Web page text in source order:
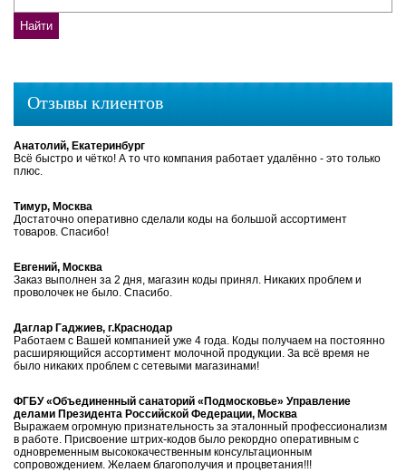
Отзывы клиентов
Анатолий, Екатеринбург
Всё быстро и чётко! А то что компания работает удалённо - это только
плюс.
Тимур, Москва
Достаточно оперативно сделали коды на большой ассортимент
товаров. Спасибо!
Евгений, Москва
Заказ выполнен за 2 дня, магазин коды принял. Никаких проблем и
проволочек не было. Спасибо.
Даглар Гаджиев, г.Краснодар
Работаем с Вашей компанией уже 4 года. Коды получаем на постоянно
расширяющийся ассортимент молочной продукции. За всё время не
было никаких проблем с сетевыми магазинами!
ФГБУ «Объединенный санаторий «Подмосковье» Управление
делами Президента Российской Федерации, Москва
Выражаем огромную признательность за эталонный профессионализм
в работе. Присвоение штрих-кодов было рекордно оперативным с
одновременным высококачественным консультационным
сопровождением. Желаем благополучия и процветания!!!